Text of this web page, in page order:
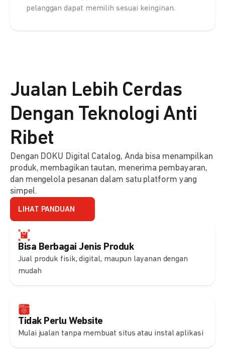
pelanggan dapat memilih sesuai keinginan.
Bisa Berbagai Jenis Produk
Jual produk fisik, digital, maupun layanan dengan
mudah
Tidak Perlu Website
Mulai jualan tanpa membuat situs atau instal aplikasi
Jualan Lebih Cerdas
Dengan Teknologi Anti
Ribet
Dengan DOKU Digital Catalog, Anda bisa menampilkan
produk, membagikan tautan, menerima pembayaran,
dan mengelola pesanan dalam satu platform yang
simpel.
LIHAT PANDUAN